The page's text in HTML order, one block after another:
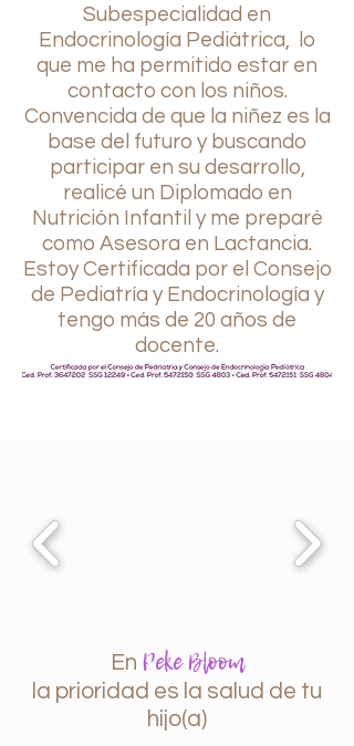
Subespecialidad en
Endocrinología Pediátrica, lo
que me ha permitido estar en
contacto con los niños.
Convencida de que la niñez es la
base del futuro y buscando
participar en su desarrollo,
realicé un Diplomado en
Nutrición Infantil y me preparé
como Asesora en Lactancia.
Estoy Certificada por el Consejo
de Pediatría y Endocrinología y
tengo más de 20 años de
docente.
En Peke Bloom
la prioridad es la salud de tu
hijo(a)